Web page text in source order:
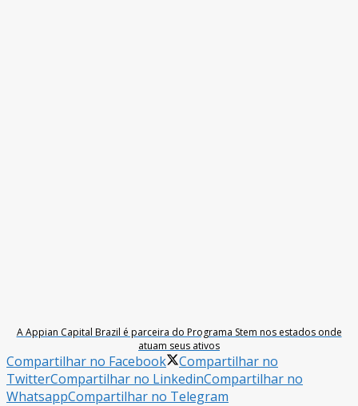
A Appian Capital Brazil é parceira do Programa Stem nos estados onde
atuam seus ativos
Compartilhar no Facebook
Compartilhar no
TwitterCompartilhar no LinkedinCompartilhar no
WhatsappCompartilhar no Telegram